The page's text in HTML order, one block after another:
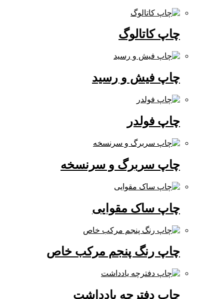
چاپ کاتالوگ
چاپ فیش و رسید
چاپ فولدر
چاپ سربرگ و سرنسخه
چاپ ساک مقوایی
چاپ رنگ پنجم مرکب خاص
چاپ دفترچه یادداشت